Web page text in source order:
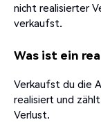
nicht realisierter
verkaufst.
Was ist ein
Verkaufst du die
realisiert und
Verlust.